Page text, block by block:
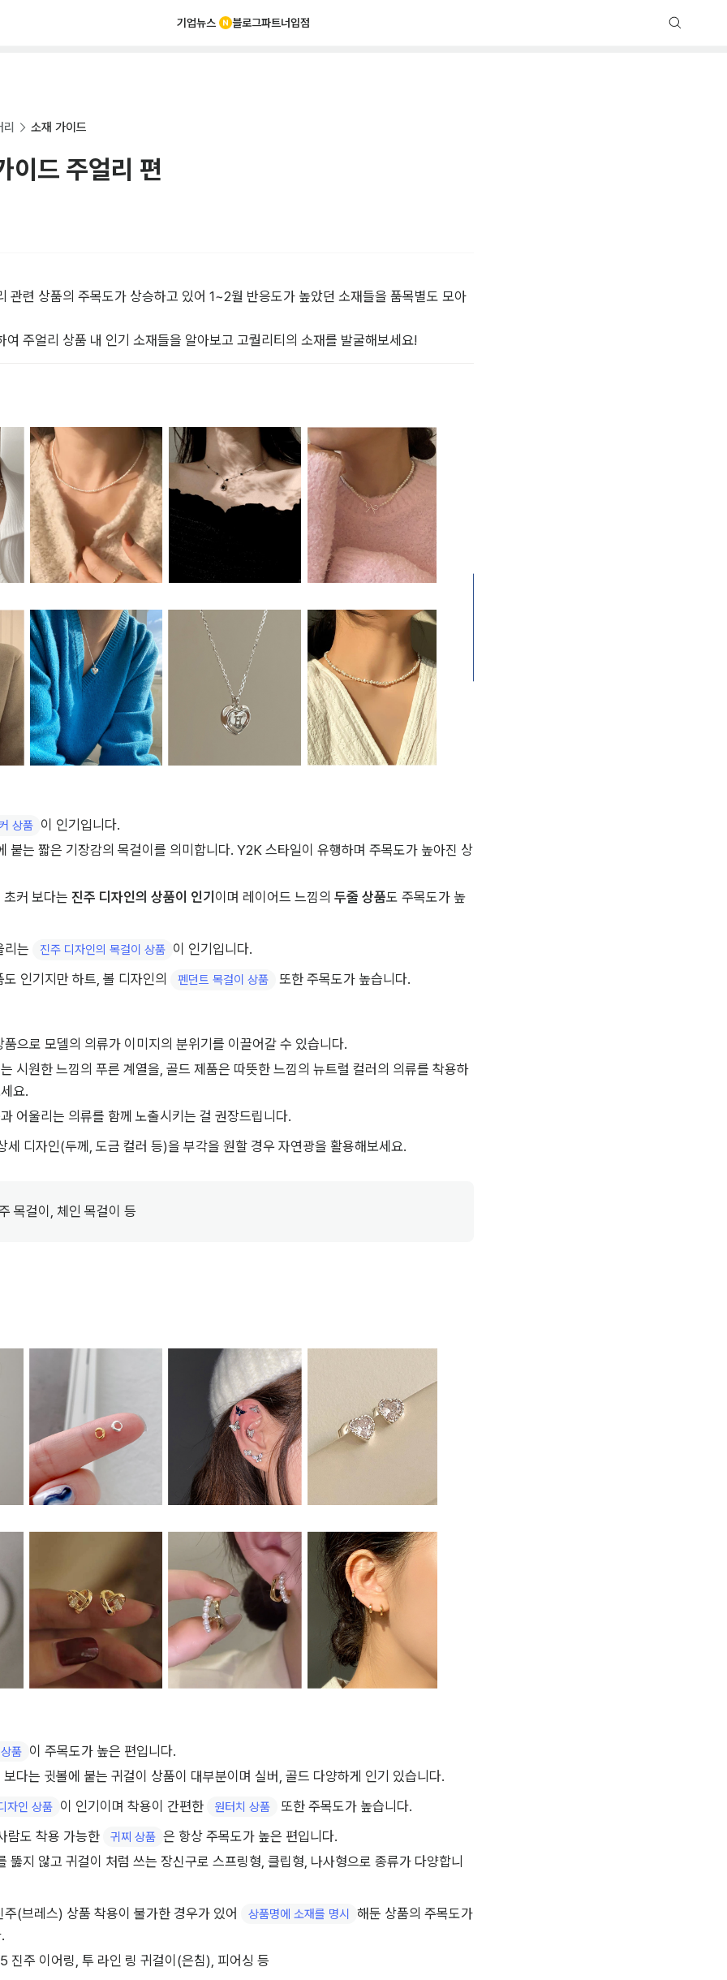
기업뉴스 블로그파트너입점
소재 가이드
이드 주얼리 편
관련 상품의 주목도가 상승하고 있어 1~2월 반응도가 높았던 소재들을 품목별도 모아
여 주얼리 상품 내 인기 소재들을 알아보고 고퀄리티의 소재를 발굴해보세요!
상품 이 인기입니다.
붙는 짧은 기장감의 목걸이를 의미합니다. Y2K 스타일이 유행하며 주목도가 높아진 상
커 보다는 진주 디자인의 상품이 인기 이며 레이어드 느낌의 두줄 상품도 주목도가 높
리는 진주 디자인의 목걸이 상품 이 인기입니다.
인기지만 하트, 볼 디자인의
펜던트 목걸이 상품 또한 주목도가 높습니다.
으로 모델의 의류가 이미지의 분위기를 이끌어갈 수 있습니다.
시원한 느낌의 푸른 계열을, 골드 제품은 따뜻한 느낌의 뉴트럴 컬러의 의류를 착용하
요.
어울리는 의류를 함께 노출시키는 걸 권장드립니다.
세 디자인(두께, 도금 컬러 등)을 부각을 원할 경우 자연광을 활용해보세요.
목걸이, 체인 목걸이 등
품 이 주목도가 높은 편입니다.
다는 귓볼에 붙는 귀걸이 상품이 대부분이며 실버, 골드 다양하게 인기 있습니다.
자인 상품 이 인기이며 착용이 간편한 원터치 상품
또한 주목도가 높습니다.
람도 착용 가능한
귀찌 상품 은 항상 주목도가 높은 편입니다.
뚫지 않고 귀걸이 처럼 쓰는 장신구로 스프링형, 클립형, 나사형으로 종류가 다양합니
주(브레스) 상품 착용이 불가한 경우가 있어 상품명에 소재를 명시
해둔 상품의 주목도가
진주 이어링, 투 라인 링 귀걸이(은침), 피어싱 등